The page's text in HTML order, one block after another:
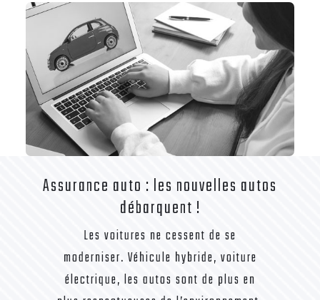
Assurance auto : les nouvelles autos
débarquent !
Les voitures ne cessent de se
moderniser. Véhicule hybride, voiture
électrique, les autos sont de plus en